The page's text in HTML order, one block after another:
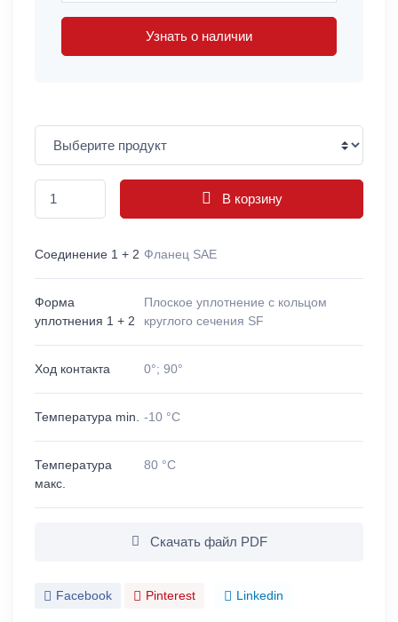
Узнать о наличии
В корзину
Соединение 1 + 2 Фланец SAE
Форма
уплотнения 1 + 2
Плоское уплотнение с кольцом
круглого сечения SF
Ход контакта 0°; 90°
Температура min. -10 °C
Температура
макс.
80 °C
Скачать файл PDF
Facebook Pinterest Linkedin